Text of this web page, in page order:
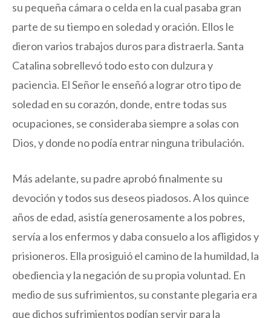
su pequeña cámara o celda en la cual pasaba gran
parte de su tiempo en soledad y oración. Ellos le
dieron varios trabajos duros para distraerla. Santa
Catalina sobrellevó todo esto con dulzura y
paciencia. El Señor le enseñó a lograr otro tipo de
soledad en su corazón, donde, entre todas sus
ocupaciones, se consideraba siempre a solas con
Dios, y donde no podía entrar ninguna tribulación.
Más adelante, su padre aprobó finalmente su
devoción y todos sus deseos piadosos. A los quince
años de edad, asistía generosamente a los pobres,
servía a los enfermos y daba consuelo a los afligidos y
prisioneros. Ella prosiguió el camino de la humildad, la
obediencia y la negación de su propia voluntad. En
medio de sus sufrimientos, su constante plegaria era
que dichos sufrimientos podían servir para la